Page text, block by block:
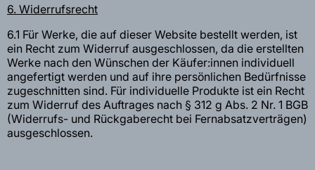
6. Widerrufsrecht
6.1 Für Werke, die auf dieser Website bestellt werden, ist
ein Recht zum Widerruf ausgeschlossen, da die erstellten
Werke nach den Wünschen der Käufer:innen individuell
angefertigt werden und auf ihre persönlichen Bedürfnisse
zugeschnitten sind. Für individuelle Produkte ist ein Recht
zum Widerruf des Auftrages nach § 312 g Abs. 2 Nr. 1 BGB
(Widerrufs- und Rückgaberecht bei Fernabsatzverträgen)
ausgeschlossen.